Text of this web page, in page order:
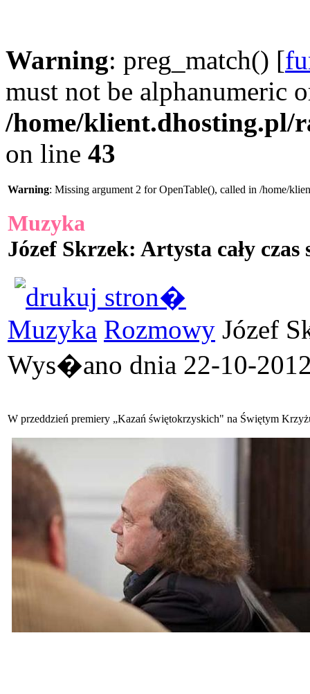
Warning: preg_match() [
must not be alphanumeric
/home/klient.dhosting.pl/
on line 43
Warning: Missing argument 2 for OpenTable(), called in /home/
Muzyka
Józef Skrzek: Artysta cały
Muzyka Rozmowy Józef
Wys�ano dnia 22-10-
W przeddzień premiery „Kazań świętokrzyskich" na Świętym